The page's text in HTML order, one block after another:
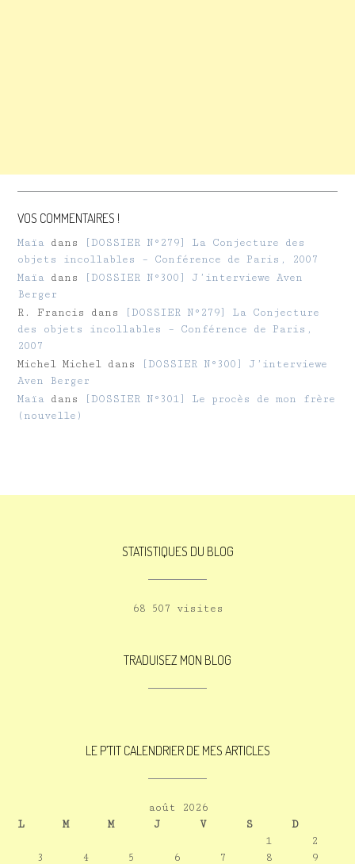
VOS COMMENTAIRES !
Maïa dans
[DOSSIER N°279] La Conjecture des
objets incollables – Conférence de Paris, 2007
Maïa dans
[DOSSIER N°300] J’interviewe Aven
Berger
R. Francis
dans
[DOSSIER N°279] La Conjecture
des objets incollables – Conférence de Paris,
2007
Michel Michel dans
[DOSSIER N°300] J’interviewe
Aven Berger
Maïa dans
[DOSSIER N°301] Le procès de mon frère
(nouvelle)
STATISTIQUES DU BLOG
68 507 visites
TRADUISEZ MON BLOG
LE P’TIT CALENDRIER DE MES ARTICLES
août 2026
L
M M J V S
D
1
2
3
4 5 6 7 8 9